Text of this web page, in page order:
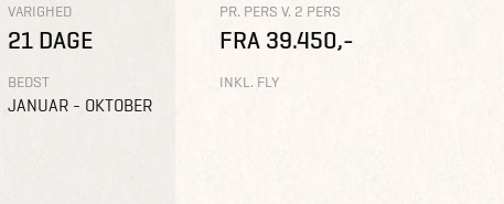
VARIGHED
21 DAGE
BEDST
JANUAR - OKTOBER
PR. PERS V. 2 PERS
FRA 39.450,-
INKL. FLY